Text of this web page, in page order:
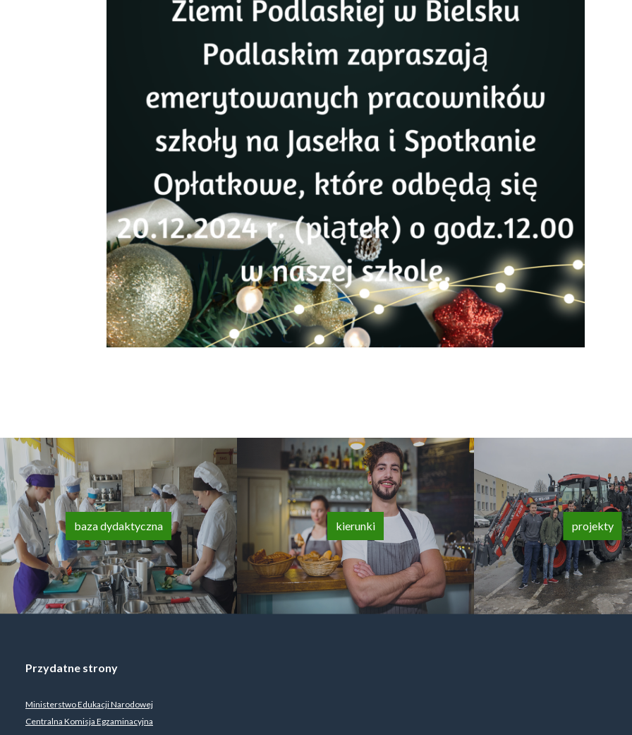
baza dydaktyczna kierunki projekty
Przydatne strony
Ministerstwo Edukacji Narodowej
Centralna Komisja Egzaminacyjna